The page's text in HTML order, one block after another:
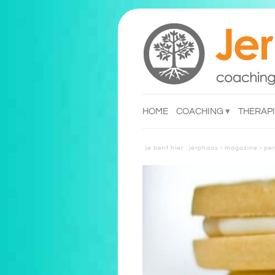
HOME COACHING
je bent hier : jerphaas › magazine ›